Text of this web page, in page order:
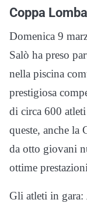
Coppa
Domenica 9
Salò ha preso
nella piscina
prestigiosa
di circa 600
queste, anche la
da otto giovani
ottime
Gli atleti in gara: